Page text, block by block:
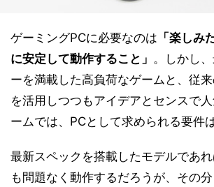
ゲーミングPCに必要なのは 「楽しみ
に安定して動作すること」 。しかし
ーを満載した高負荷なゲームと、従
を活用しつつもアイデアとセンスで
ームでは、PCとして求められる要件
最新スペックを搭載したモデルであ
も問題なく動作するだろうが、その